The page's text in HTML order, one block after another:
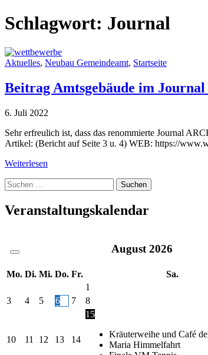
Schlagwort: Journal
Aktuelles, Neubau Gemeindeamt, Startseite
Beitrag Amtsgebäude im
6. Juli 2022
Sehr erfreulich ist, dass das renommierte Journal
Artikel: (Bericht auf Seite 3 u. 4) WEB: https://
Weiterlesen
Suche
nach:
Veranstaltungskalendar
August 2026
Mo. Di. Mi. Do. Fr. Sa.
1
3
4 5 6 7 8
10 11 12 13 14
15
Kräuterweihe und Café
Maria Himmelfahrt